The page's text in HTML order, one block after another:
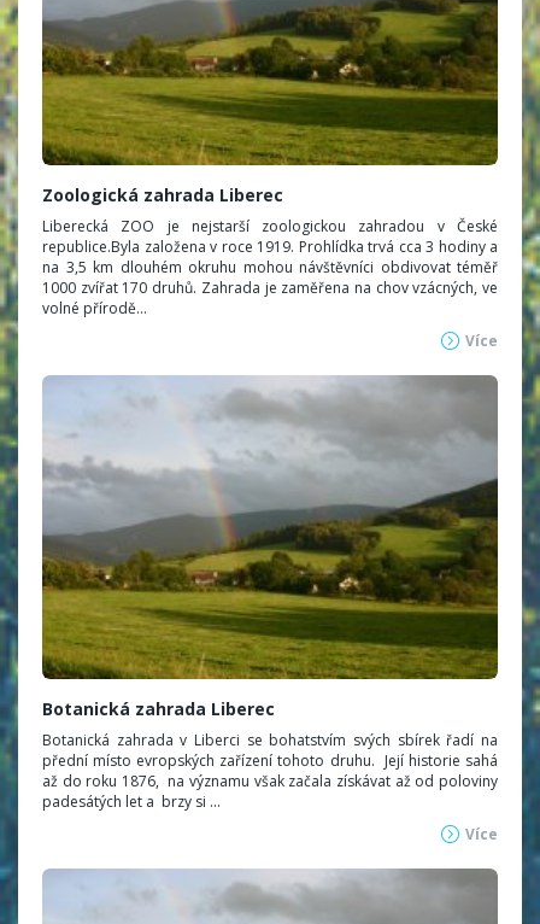
Zoologická zahrada Liberec
Liberecká ZOO je nejstarší zoologickou zahradou v České
republice.Byla založena v roce 1919. Prohlídka trvá cca 3 hodiny a
na 3,5 km dlouhém okruhu mohou návštěvníci obdivovat téměř
1000 zvířat 170 druhů. Zahrada je zaměřena na chov vzácných, ve
volné přírodě...
Více
Botanická zahrada Liberec
Botanická zahrada v Liberci se bohatstvím svých sbírek řadí na
přední místo evropských zařízení tohoto druhu. Její historie sahá
až do roku 1876, na významu však začala získávat až od poloviny
padesátých let a brzy si ...
Více